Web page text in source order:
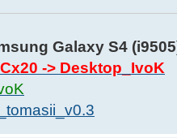
Galaxy S4
-> Desktop_IvoK